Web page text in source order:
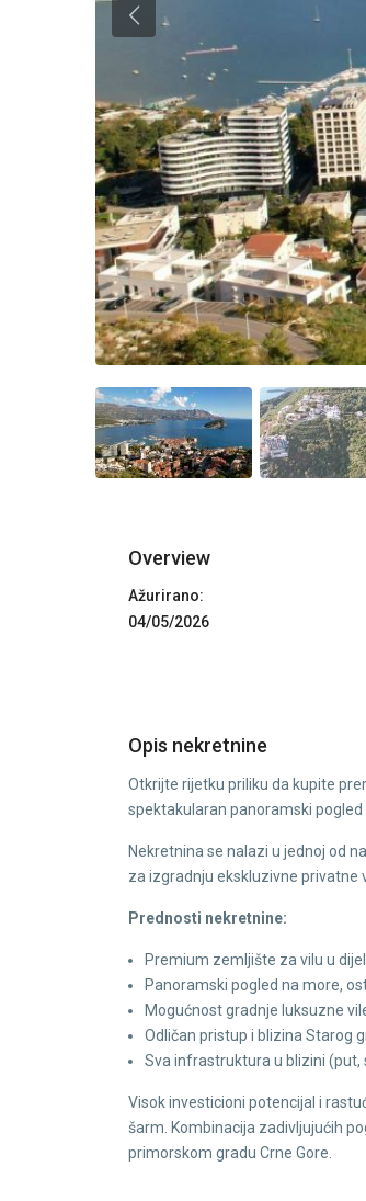
Previous
Overview
Ažurirano:
04/05/2026
Opis nekretnine
Otkrijte rijetku priliku da kupite
spektakularan panoramski
Nekretnina se nalazi u jednoj od
za izgradnju ekskluzivne privatne
Prednosti nekretnine:
Premium zemljište za vilu u
Panoramski pogled na more,
Mogućnost gradnje luksuzne
Odličan pristup i blizina Starog
Sva infrastruktura u blizini (put,
Visok investicioni potencijal i
šarm. Kombinacija zadivljujućih
primorskom gradu Crne Gore.